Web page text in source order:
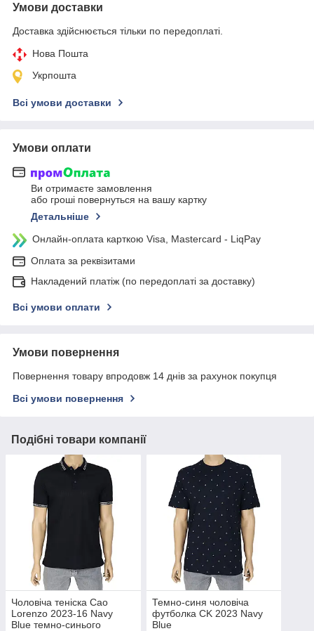
Умови доставки
Доставка здійснюється тільки по передоплаті.
Нова Пошта
Укрпошта
Всі умови доставки
Умови оплати
Ви отримаєте замовлення
або гроші повернуться на вашу картку
Детальніше
Онлайн-оплата карткою Visa, Mastercard - LiqPay
Оплата за реквізитами
Накладений платіж (по передоплаті за доставку)
Всі умови оплати
Умови повернення
Повернення товару впродовж 14 днів за рахунок покупця
Всі умови повернення
Подібні товари компанії
Чоловіча теніска Cao
Lorenzo 2023-16 Navy
Blue темно-синього
Темно-синя чоловіча
футболка CK 2023 Navy
Blue